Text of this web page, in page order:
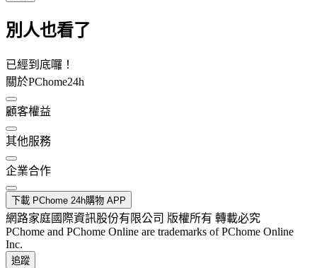
別人也看了
已經到底囉！
關於PChome24h
顧客權益
其他服務
企業合作
下載 PChome 24h購物 APP
網路家庭國際資訊股份有限公司 版權所有 轉載必究
PChome and PChome Online are trademarks of PChome Online
Inc.
追蹤